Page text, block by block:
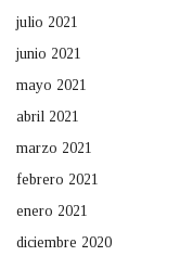
julio 2021
junio 2021
mayo 2021
abril 2021
marzo 2021
febrero 2021
enero 2021
diciembre 2020